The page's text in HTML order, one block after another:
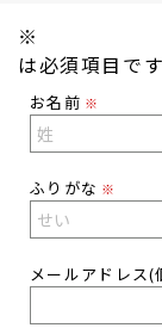
※
は必須項目です
お名前 ※
ふりがな ※
メールアドレス(